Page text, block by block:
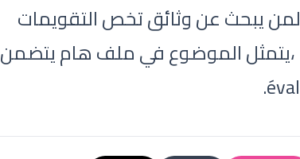
يبحث عن وثائق تخص التقويمات
،يتمثل الموضوع في ملف هام يتضمن